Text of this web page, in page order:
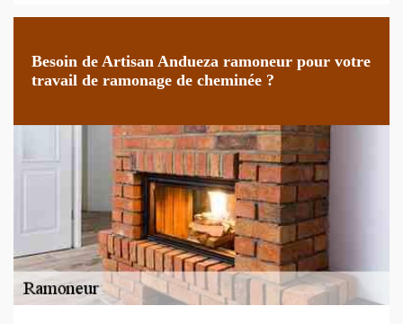
Besoin de Artisan Andueza ramoneur pour votre
travail de ramonage de cheminée ?